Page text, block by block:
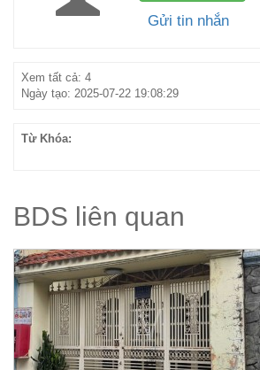
Gửi tin nhắn
Xem tất cả: 4
Ngày tạo: 2025-07-22 19:08:29
Từ Khóa:
BDS liên quan